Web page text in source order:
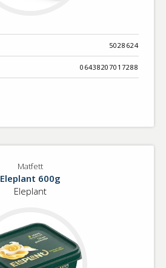
5028624
06438207017288
Matfett
Eleplant 600g
Eleplant